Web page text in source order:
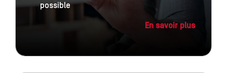
possible
En savoir plus